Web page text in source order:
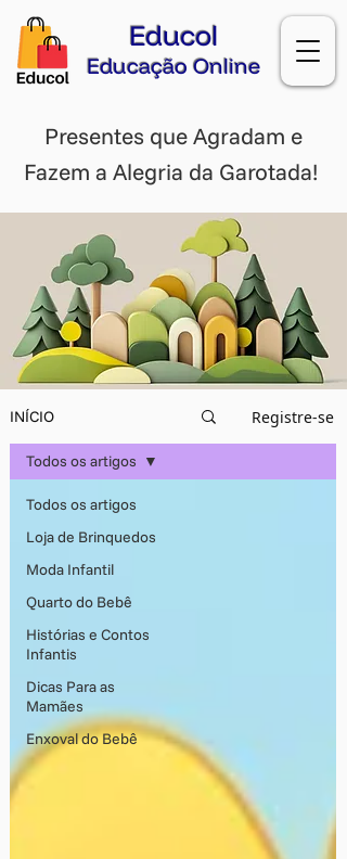
Educol
Educação Online
Presentes que Agradam e
Fazem a Alegria da Garotada!
INÍCIO Registre-se
Todos os artigos
Loja de Brinquedos
Moda Infantil
Quarto do Bebê
Histórias e Contos
Infantis
Dicas Para as
Mamães
Enxoval do Bebê
Todos os artigos